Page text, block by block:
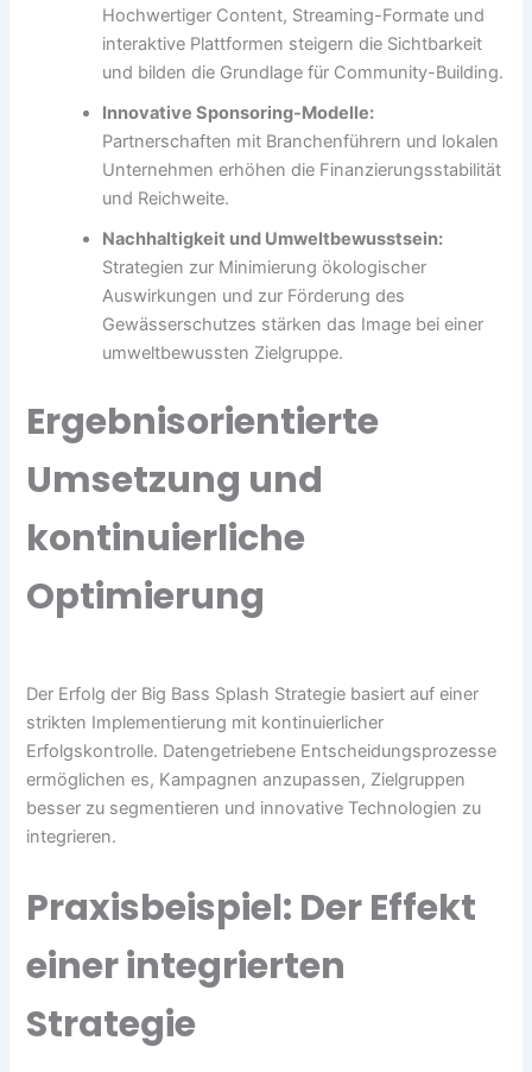
Hochwertiger Content, Streaming-Formate und
interaktive Plattformen steigern die Sichtbarkeit
und bilden die Grundlage für Community-Building.
Innovative Sponsoring-Modelle:
Partnerschaften mit Branchenführern und lokalen
Unternehmen erhöhen die Finanzierungsstabilität
und Reichweite.
Nachhaltigkeit und Umweltbewusstsein:
Strategien zur Minimierung ökologischer
Auswirkungen und zur Förderung des
Gewässerschutzes stärken das Image bei einer
umweltbewussten Zielgruppe.
Ergebnisorientierte
Umsetzung und
kontinuierliche
Optimierung
Der Erfolg der Big Bass Splash Strategie basiert auf einer
strikten Implementierung mit kontinuierlicher
Erfolgskontrolle. Datengetriebene Entscheidungsprozesse
ermöglichen es, Kampagnen anzupassen, Zielgruppen
besser zu segmentieren und innovative Technologien zu
integrieren.
Praxisbeispiel: Der Effekt
einer integrierten
Strategie